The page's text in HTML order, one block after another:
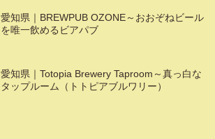
愛知県｜BREWPUB OZONE～おおぞねビール
を唯一飲めるビアパブ
愛知県｜Totopia Brewery Taproom～真っ白な
タップルーム（トトピアブルワリー）